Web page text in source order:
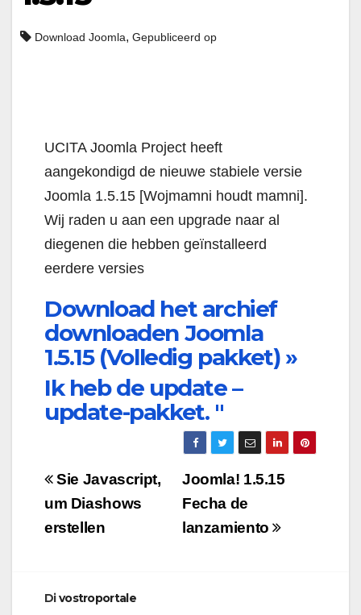
Download Joomla, Gepubliceerd op
UCITA Joomla Project heeft
aangekondigd de nieuwe stabiele versie
Joomla 1.5.15 [Wojmamni houdt mamni].
Wij raden u aan een upgrade naar al
diegenen die hebben geïnstalleerd
eerdere versies
Download het archief
downloaden Joomla
1.5.15 (Volledig pakket) »
Ik heb de update –
update-pakket. "
Navigazione
articoli
Joomla! 1.5.15
Fecha de
lanzamiento
Sie Javascript,
um Diashows
erstellen
Divostroportale